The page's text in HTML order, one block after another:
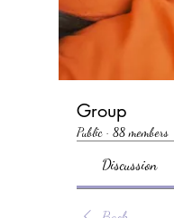
Group
Public · 88 members
Discussion